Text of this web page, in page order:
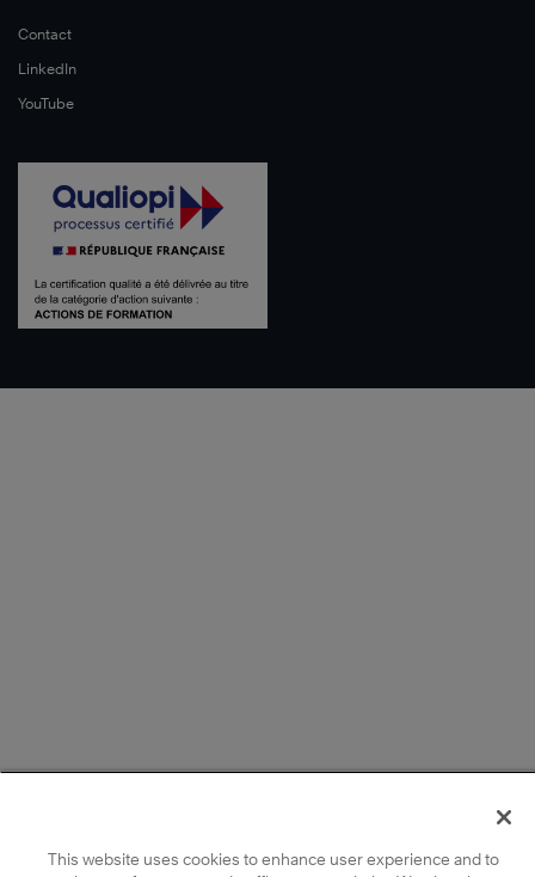
Contact
LinkedIn
YouTube
This website uses cookies to enhance user experience and to